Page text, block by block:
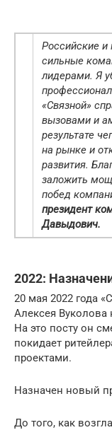
Российские
сильные
лидерами. Я
«Связной»
вызовами и
результате
на рынке и
развития.
заложить
побед
президент
Давыдович.
2022:
20 мая 2022 года
Алексея
На это посту он
покидает
проектами.
Назначен новый
До того, как